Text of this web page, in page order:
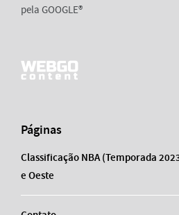
pela GOOGLE®
Páginas
Classificação NBA (Temporada
e Oeste